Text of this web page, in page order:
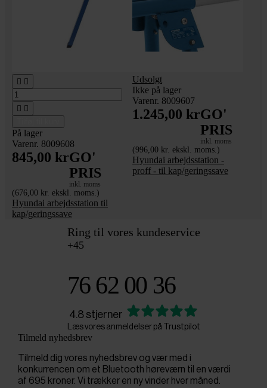
 
 
På lager
Varenr. 8009608
845,00 krGO'
PRIS
inkl. moms
(676,00 kr. ekskl. moms.)
Hyundai arbejdsstation til
kap/geringssave
Udsolgt
Ikke på lager
Varenr. 8009607
1.245,00 krGO'
PRIS
inkl. moms
(996,00 kr. ekskl. moms.)
Hyundai arbejdsstation -
proff - til kap/geringssave
Ring til vores kundeservice
+45
76 62 00 36
4.8 stjerner
Læs vores anmeldelser på Trustpilot
Tilmeld nyhedsbrev
Tilmeld dig vores nyhedsbrev og vær med i
konkurrencen om et Bluetooth høreværn til en værdi
af 695 kroner. Vi trækker en ny vinder hver måned.